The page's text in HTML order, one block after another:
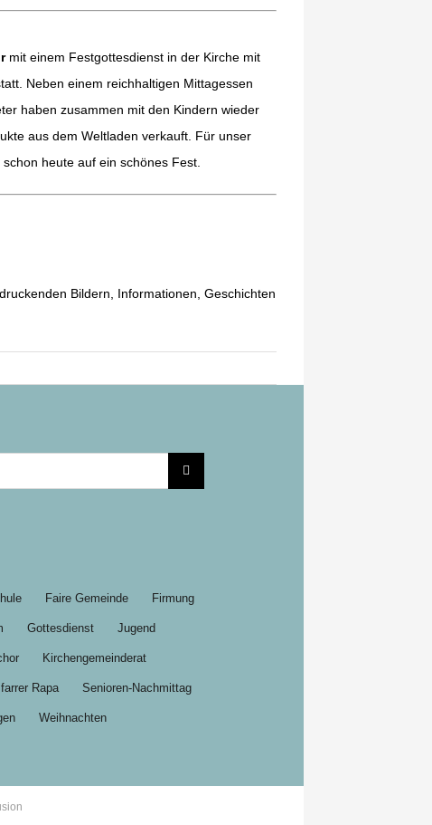
mit einem Festgottesdienst in der Kirche mit
Neben einem reichhaltigen Mittagessen
haben zusammen mit den Kindern wieder
aus dem Weltladen verkauft. Für unser
heute auf ein schönes Fest.
Bildern, Informationen, Geschichten
Faire Gemeinde Firmung
Gottesdienst Jugend
Kirchengemeinderat
Rapa Senioren-Nachmittag
Weihnachten